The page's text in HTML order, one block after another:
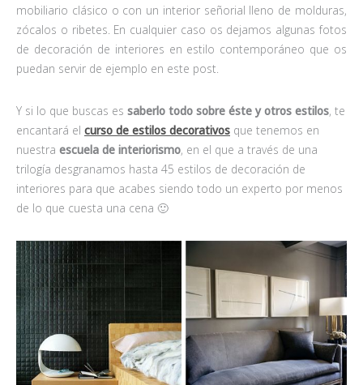
mobiliario clásico o con un interior señorial lleno de molduras,
zócalos o ribetes. En cualquier caso os dejamos algunas fotos
de decoración de interiores en estilo contemporáneo que os
puedan servir de ejemplo en este post.
Y si lo que buscas es saberlo todo sobre éste y otros estilos, te
encantará el curso de estilos decorativos que tenemos en
nuestra escuela de interiorismo, en el que a través de una
trilogía desgranamos hasta 45 estilos de decoración de
interiores para que acabes siendo todo un experto por menos
de lo que cuesta una cena 🙂